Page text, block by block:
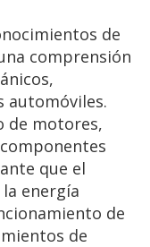
de
comprensión
automóviles.
de motores,
que el
energía
de
de